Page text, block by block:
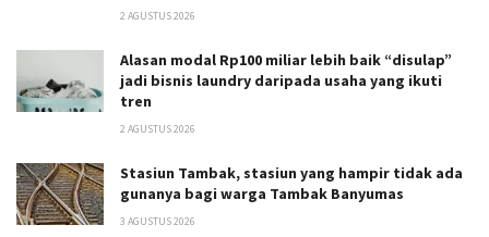
2 AGUSTUS 2026
Alasan modal Rp100 miliar lebih baik “disulap”
jadi bisnis laundry daripada usaha yang ikuti
tren
2 AGUSTUS 2026
Stasiun Tambak, stasiun yang hampir tidak ada
gunanya bagi warga Tambak Banyumas
3 AGUSTUS 2026